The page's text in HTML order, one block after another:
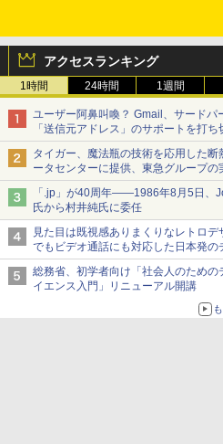
アクセスランキング
1時間 24時間 1週間
ユーザー阿鼻叫喚？ Gmail、サードパ
「送信元アドレス」のサポートを打ち
【やじうまWatch】
タイガー、魔法瓶の技術を応用した断
ータセンターに提供、東急グループの
で 「ステンレス密封真空断熱パネル
「.jp」が40周年――1986年8月5日、
氏から村井純氏に委任
見た目は既視感ありまくりなレトロデ
でもビデオ通話にも対応した日本発の
アプリが登場【やじうまWatch】
総務省、初学者向け「社会人のための
イエンス入門」リニューアル開講